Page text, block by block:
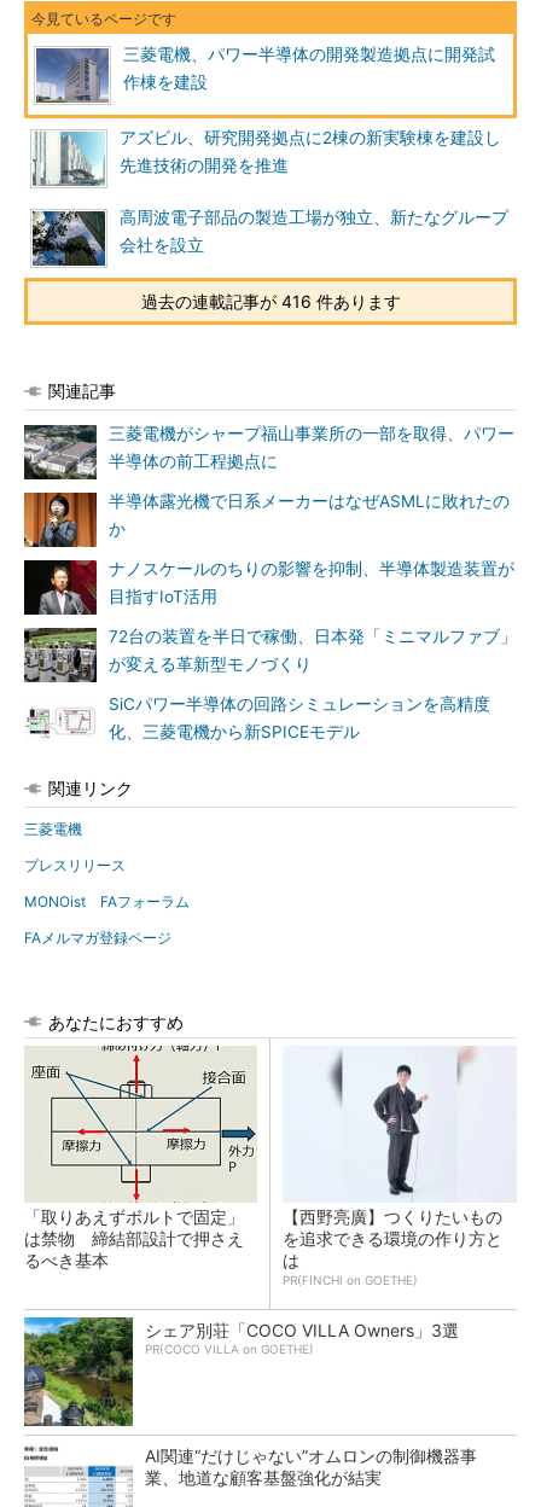
三菱電機、パワー半導体の開発製造拠点に開発試
作棟を建設
アズビル、研究開発拠点に2棟の新実験棟を建設し
先進技術の開発を推進
高周波電子部品の製造工場が独立、新たなグループ
会社を設立
過去の連載記事が 416 件あります
関連記事
三菱電機がシャープ福山事業所の一部を取得、パワー
半導体の前工程拠点に
半導体露光機で日系メーカーはなぜASMLに敗れたの
か
ナノスケールのちりの影響を抑制、半導体製造装置が
目指すIoT活用
72台の装置を半日で稼働、日本発「ミニマルファブ」
が変える革新型モノづくり
SiCパワー半導体の回路シミュレーションを高精度
化、三菱電機から新SPICEモデル
関連リンク
三菱電機
プレスリリース
MONOist FAフォーラム
FAメルマガ登録ページ
あなたにおすすめ
「取りあえずボルトで固定」
は禁物 締結部設計で押さえ
るべき基本
【西野亮廣】つくりたいもの
を追求できる環境の作り方と
は
PR(FINCHI on GOETHE)
シェア別荘「COCO VILLA Owners」3選
PR(COCO VILLA on GOETHE)
AI関連“だけじゃない”オムロンの制御機器事
業、地道な顧客基盤強化が結実